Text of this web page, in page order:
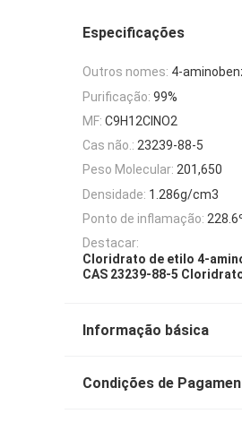
Especificações
Outros nomes: 4-
Purificação: 99%
MF: C9H12ClNO2
Cas não.: 23239-88-5
Peso Molecular: 201,650
Densidade: 1.286g/cm3
Ponto de inflamação:
Destacar:
Cloridrato de etilo 4-
CAS 23239-88-5
Informação básica
Condições de